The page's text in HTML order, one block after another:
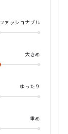
イルはもちろ
グンな1本にな
掛けられます
なオシャレさ
になった方は
しておりま
ファッショナブル
大きめ
ゆったり
重め